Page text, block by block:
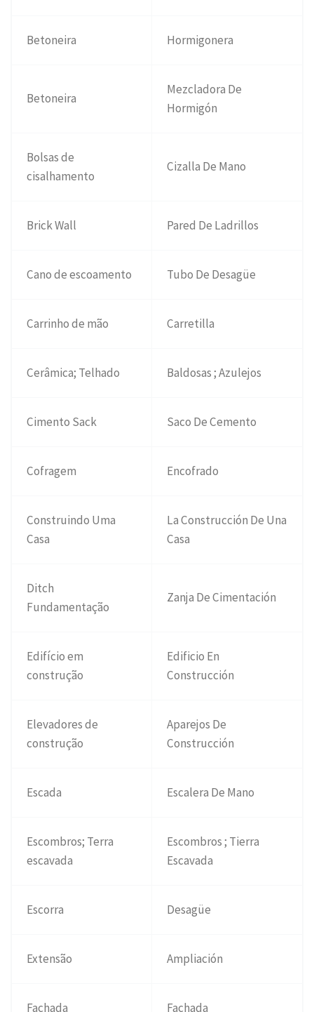
Betoneira Hormigonera
Betoneira
Mezcladora De
Hormigón
Bolsas de
cisalhamento
Cizalla De Mano
Brick Wall Pared De Ladrillos
Cano de escoamento Tubo De Desagüe
Carrinho de mão Carretilla
Cerâmica; Telhado Baldosas ; Azulejos
Cimento Sack Saco De Cemento
Cofragem Encofrado
Construindo Uma
Casa
La Construcción De Una
Casa
Ditch
Fundamentação
Zanja De Cimentación
Edifício em
construção
Edificio En
Construcción
Elevadores de
construção
Aparejos De
Construcción
Escada Escalera De Mano
Escombros; Terra
escavada
Escombros ; Tierra
Escavada
Escorra Desagüe
Extensão Ampliación
Fachada Fachada